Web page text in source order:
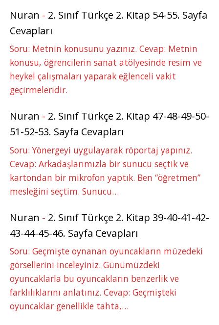
Nuran - 2. Sınıf Türkçe 2. Kitap 54-55. Sayfa
Cevapları
Soru: Metnin konusunu yazınız. Cevap: Metnin
konusu, öğrencilerin sanat atölyesinde resim ve
heykel çalışmaları yaparak eğlenceli vakit
geçirmeleridir.
Nuran - 2. Sınıf Türkçe 2. Kitap 47-48-49-50-
51-52-53. Sayfa Cevapları
Soru: Yönergeyi uygulayarak röportaj yapınız.
Cevap: Arkadaşlarımızla bir sunucu seçtik ve
kartondan bir mikrofon yaptık. Ben “öğretmen”
mesleğini seçtim. Sunucu…
Nuran - 2. Sınıf Türkçe 2. Kitap 39-40-41-42-
43-44-45-46. Sayfa Cevapları
Soru: Geçmişte oynanan oyuncakların müzedeki
görsellerini inceleyiniz. Günümüzdeki
oyuncaklarla bu oyuncakların benzerlik ve
farklılıklarını anlatınız. Cevap: Geçmişteki
oyuncaklar genellikle tahta,…